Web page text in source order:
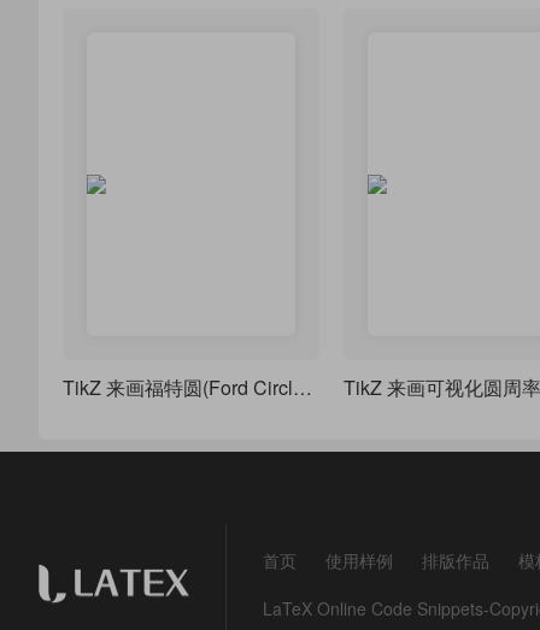
TikZ 来画福特圆(Ford Circles) TikZ 来画可视化圆周
首页 使用样例 排版作品
LaTeX Online Code Snippets-